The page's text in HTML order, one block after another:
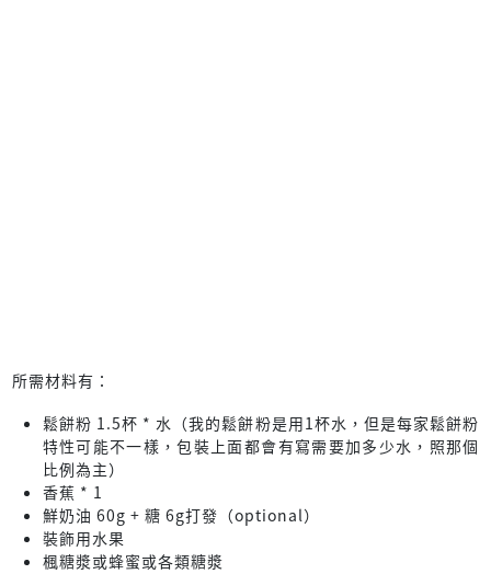
所需材料有：
鬆餅粉 1.5杯 * 水（我的鬆餅粉是用1杯水，但是每家鬆餅粉
特性可能不一樣，包裝上面都會有寫需要加多少水，照那個
比例為主）
香蕉 * 1
鮮奶油 60g + 糖 6g打發（optional）
裝飾用水果
楓糖漿或蜂蜜或各類糖漿